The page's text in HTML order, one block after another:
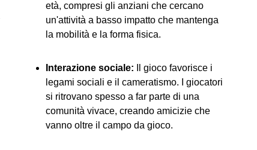
età, compresi gli anziani che cercano
un'attività a basso impatto che mantenga
la mobilità e la forma fisica.
Interazione sociale: Il gioco favorisce i
legami sociali e il cameratismo. I giocatori
si ritrovano spesso a far parte di una
comunità vivace, creando amicizie che
vanno oltre il campo da gioco.